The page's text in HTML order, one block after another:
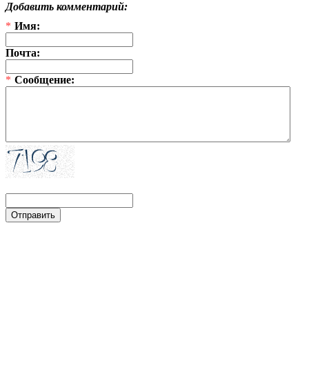
Добавить комментарий:
* Имя:
Почта:
* Сообщение: